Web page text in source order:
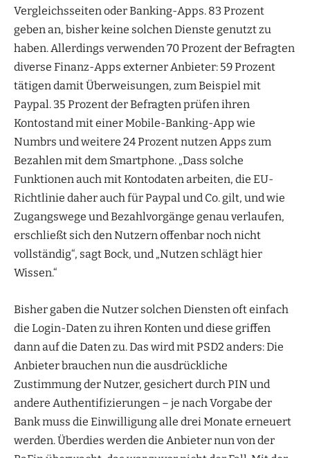
Vergleichsseiten oder Banking-Apps. 83 Prozent
geben an, bisher keine solchen Dienste genutzt zu
haben. Allerdings verwenden 70 Prozent der Befragten
diverse Finanz-Apps externer Anbieter: 59 Prozent
tätigen damit Überweisungen, zum Beispiel mit
Paypal. 35 Prozent der Befragten prüfen ihren
Kontostand mit einer Mobile-Banking-App wie
Numbrs und weitere 24 Prozent nutzen Apps zum
Bezahlen mit dem Smartphone. „Dass solche
Funktionen auch mit Kontodaten arbeiten, die EU-
Richtlinie daher auch für Paypal und Co. gilt, und wie
Zugangswege und Bezahlvorgänge genau verlaufen,
erschließt sich den Nutzern offenbar noch nicht
vollständig“, sagt Bock, und „Nutzen schlägt hier
Wissen.“
Bisher gaben die Nutzer solchen Diensten oft einfach
die Login-Daten zu ihren Konten und diese griffen
dann auf die Daten zu. Das wird mit PSD2 anders: Die
Anbieter brauchen nun die ausdrückliche
Zustimmung der Nutzer, gesichert durch PIN und
andere Authentifizierungen – je nach Vorgabe der
Bank muss die Einwilligung alle drei Monate erneuert
werden. Überdies werden die Anbieter nun von der